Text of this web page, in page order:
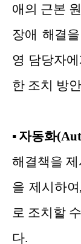
애의 근본
장애 해결
영 담당자
한 조치 방
▪ 자동화
해결책을
을 제시하
로 조치할
다.